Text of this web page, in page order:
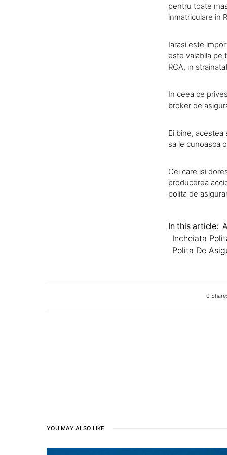
pentru toate
inmatriculare in
Iarasi este
este valabila pe
RCA, in
In ceea ce
broker de
Ei bine,
sa le cunoasca
Cei care isi
producerea
polita de
In this article:
Incheiata
Polita De
0
YOU MAY ALSO LIKE